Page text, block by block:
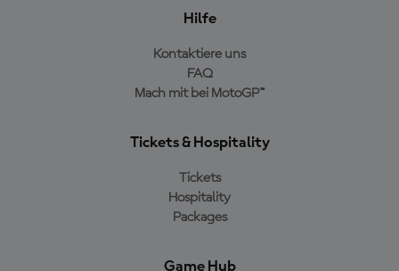
Hilfe
Kontaktiere uns
FAQ
Mach mit bei MotoGP™
Tickets & Hospitality
Tickets
Hospitality
Packages
Game Hub